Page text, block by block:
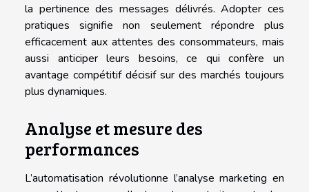
la pertinence des messages délivrés. Adopter ces
pratiques signifie non seulement répondre plus
efficacement aux attentes des consommateurs, mais
aussi anticiper leurs besoins, ce qui confère un
avantage compétitif décisif sur des marchés toujours
plus dynamiques.
Analyse et mesure des
performances
L’automatisation révolutionne l’analyse marketing en